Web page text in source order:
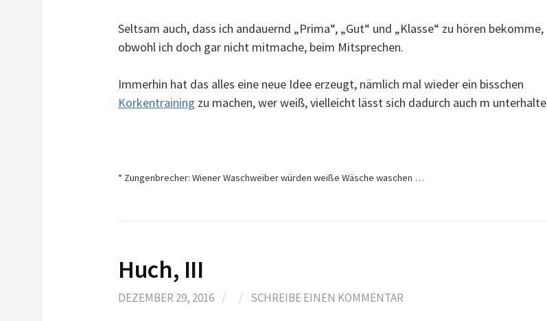
Seltsam auch, dass ich andauernd „Prima“, „Gut“ und „Klasse“ zu hören bekomme,
obwohl ich doch gar nicht mitmache, beim Mitsprechen.
Immerhin hat das alles eine neue Idee erzeugt, nämlich mal wieder ein bisschen
Korkentraining zu machen, wer weiß, vielleicht lässt sich dadurch auch m
* Zungenbrecher: Wiener Waschweiber würden weiße Wäsche waschen …
Huch, III
DEZEMBER 29, 2016 / / SCHREIBE EINEN KOMMENTAR